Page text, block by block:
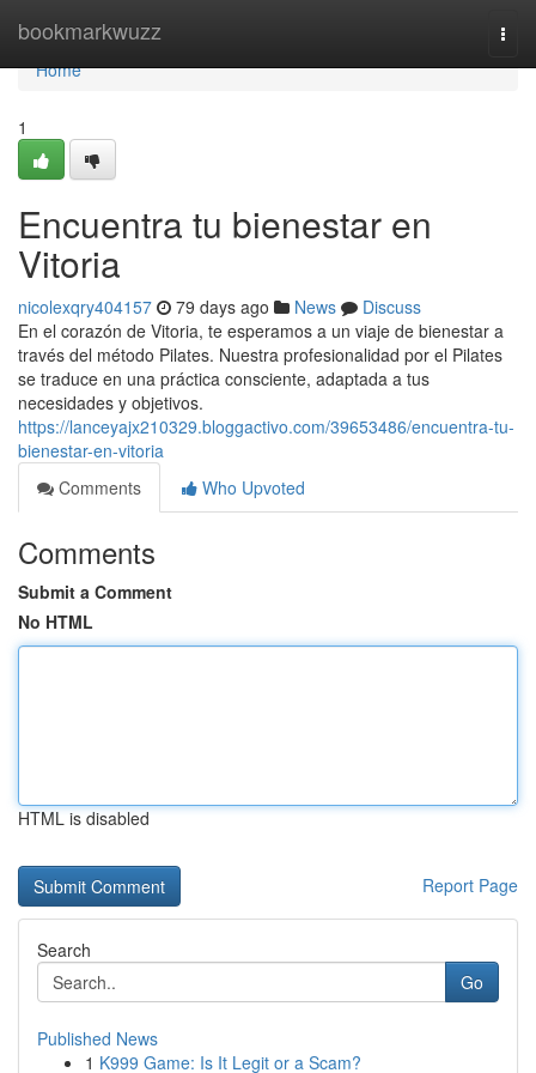
bookmarkwuzz
Home
Home
1
Encuentra tu bienestar en
Vitoria
nicolexqry404157 79 days ago News
Discuss
En el corazón de Vitoria, te esperamos a un viaje de bienestar a
través del método Pilates. Nuestra profesionalidad por el Pilates
se traduce en una práctica consciente, adaptada a tus
necesidades y objetivos.
https://lanceyajx210329.bloggactivo.com/39653486/encuentra-tu-
bienestar-en-vitoria
Comments
Who Upvoted
Comments
Submit a Comment
No HTML
HTML is disabled
Report Page
Search
Go
Published News
1 K999 Game: Is It Legit or a Scam?